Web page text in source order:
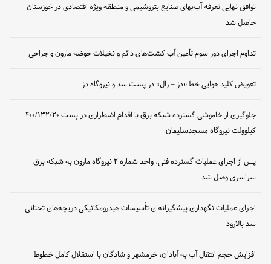
توافق نهایی تعرفه آب‌بهای صنایع پتروشیمی و منطقه ویژه اقتصادی در خوزستان
حاصل شد
تداوم اجرای دور سوم تأمین آب کشت‌های دائم و نخیلات حوضه مارون و جراحی
تعویض کلید هوایی خط «دز – زال» در پست سد و نیروگاه دز
جلوگیری از خاموشی گسترده شبکه برق با اقدام اضطراری در پست ۴۰۰/۱۳۲/۲۰
کیلوولت نیروگاه مسجدسلیمان
پس از اجرای عملیات گسترده فنی، واحد شماره ۲ نیروگاه مارون به شبکه برق
سراسری وصل شد
اجرای عملیات نگهداری پیشگیرانه ی تأسیسات هیدرومکانیکی دریچه‌های تحتانی
سد بالارود
افزایش حجم انتقال آب به آبادان، خرمشهر و شادگان با استقلال کامل خطوط